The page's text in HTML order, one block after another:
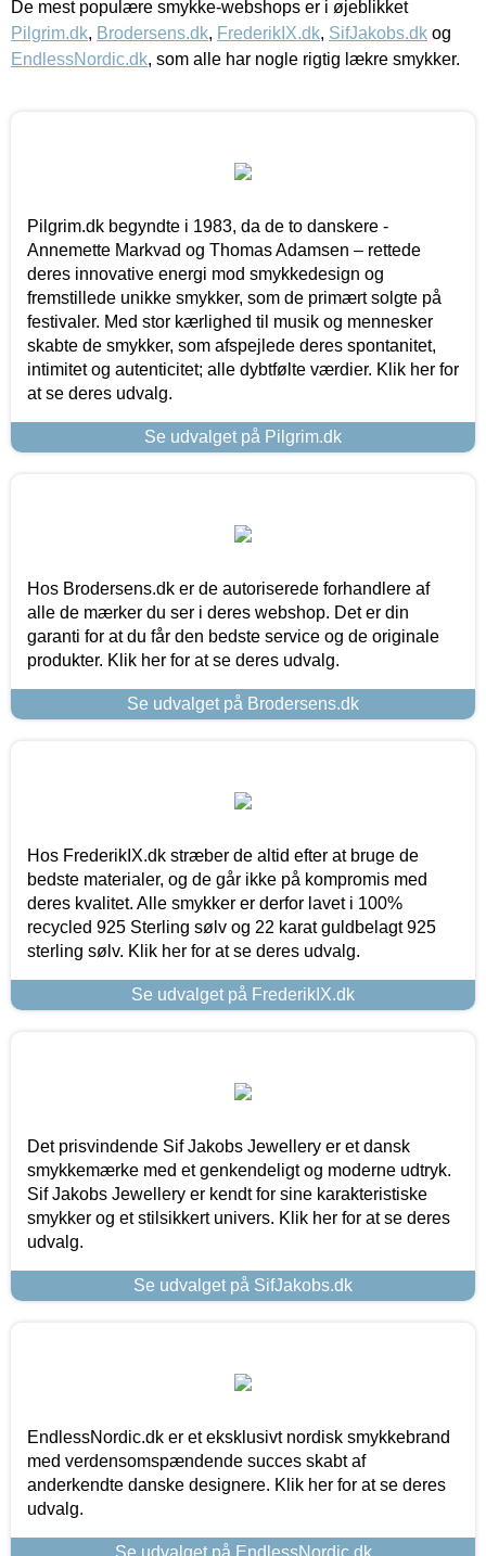
De mest populære smykke-webshops er i øjeblikket
Pilgrim.dk, Brodersens.dk, FrederikIX.dk, SifJakobs.dk og
EndlessNordic.dk, som alle har nogle rigtig lækre smykker.
Pilgrim.dk begyndte i 1983, da de to danskere -
Annemette Markvad og Thomas Adamsen – rettede
deres innovative energi mod smykkedesign og
fremstillede unikke smykker, som de primært solgte på
festivaler. Med stor kærlighed til musik og mennesker
skabte de smykker, som afspejlede deres spontanitet,
intimitet og autenticitet; alle dybtfølte værdier. Klik her for
at se deres udvalg.
Se udvalget på Pilgrim.dk
Hos Brodersens.dk er de autoriserede forhandlere af
alle de mærker du ser i deres webshop. Det er din
garanti for at du får den bedste service og de originale
produkter. Klik her for at se deres udvalg.
Se udvalget på Brodersens.dk
Hos FrederikIX.dk stræber de altid efter at bruge de
bedste materialer, og de går ikke på kompromis med
deres kvalitet. Alle smykker er derfor lavet i 100%
recycled 925 Sterling sølv og 22 karat guldbelagt 925
sterling sølv. Klik her for at se deres udvalg.
Se udvalget på FrederikIX.dk
Det prisvindende Sif Jakobs Jewellery er et dansk
smykkemærke med et genkendeligt og moderne udtryk.
Sif Jakobs Jewellery er kendt for sine karakteristiske
smykker og et stilsikkert univers. Klik her for at se deres
udvalg.
Se udvalget på SifJakobs.dk
EndlessNordic.dk er et eksklusivt nordisk smykkebrand
med verdensomspændende succes skabt af
anderkendte danske designere. Klik her for at se deres
udvalg.
Se udvalget på EndlessNordic.dk